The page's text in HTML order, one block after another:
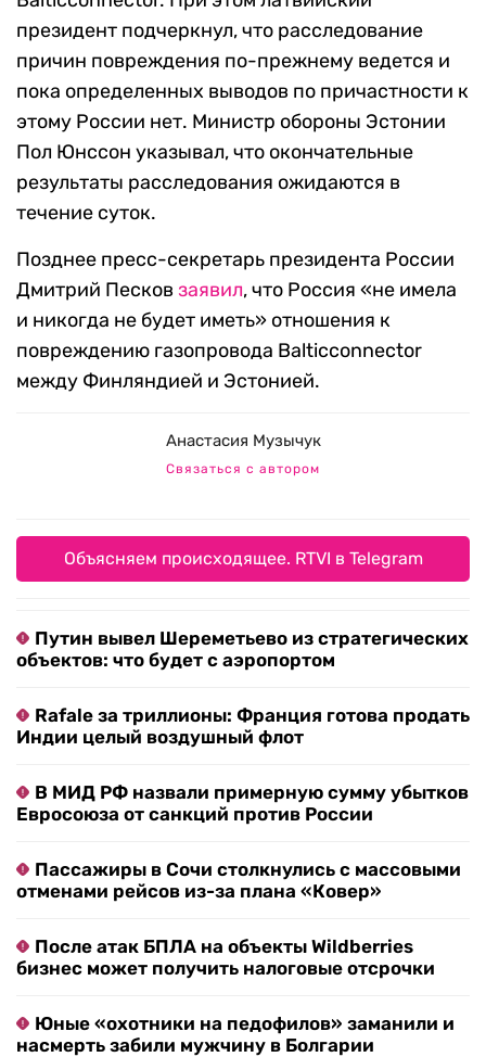
президент подчеркнул, что расследование
причин повреждения по-прежнему ведется и
пока определенных выводов по причастности к
этому России нет. Министр обороны Эстонии
Пол Юнссон указывал, что окончательные
результаты расследования ожидаются в
течение суток.
Позднее пресс-секретарь президента России
Дмитрий Песков заявил, что Россия «не имела
и никогда не будет иметь» отношения к
повреждению газопровода Balticconnector
между Финляндией и Эстонией.
Анастасия Музычук
Связаться с автором
Объясняем происходящее. RTVI в Telegram
Путин вывел Шереметьево из стратегических
объектов: что будет с аэропортом
Rafale за триллионы: Франция готова продать
Индии целый воздушный флот
В МИД РФ назвали примерную сумму убытков
Евросоюза от санкций против России
Пассажиры в Сочи столкнулись с массовыми
отменами рейсов из-за плана «Ковер»
После атак БПЛА на объекты Wildberries
бизнес может получить налоговые отсрочки
Юные «охотники на педофилов» заманили и
насмерть забили мужчину в Болгарии